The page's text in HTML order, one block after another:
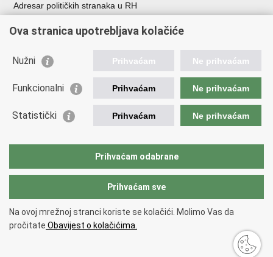
Adresar političkih stranaka u RH
Besplatni telefoni javne uprave
Važne poveznice
Vlada Republike Hrvatske
Europska komisija
Taxation and Customs Union
Copyright © 2026 Ministarstvo financija, Carinska uprava.
korištenja.
Ova stranica upotrebljava kolačiće
Nužni Prihvaćam Ne prihvaćam
Funkcionalni Prihvaćam Ne prihvaćam
Statistički Prihvaćam Ne prihvaćam
Prihvaćam odabrane
Prihvaćam sve
Na ovoj mrežnoj stranci koriste se kolačići. Molimo Vas da
pročitate Obavijest o kolačićima.